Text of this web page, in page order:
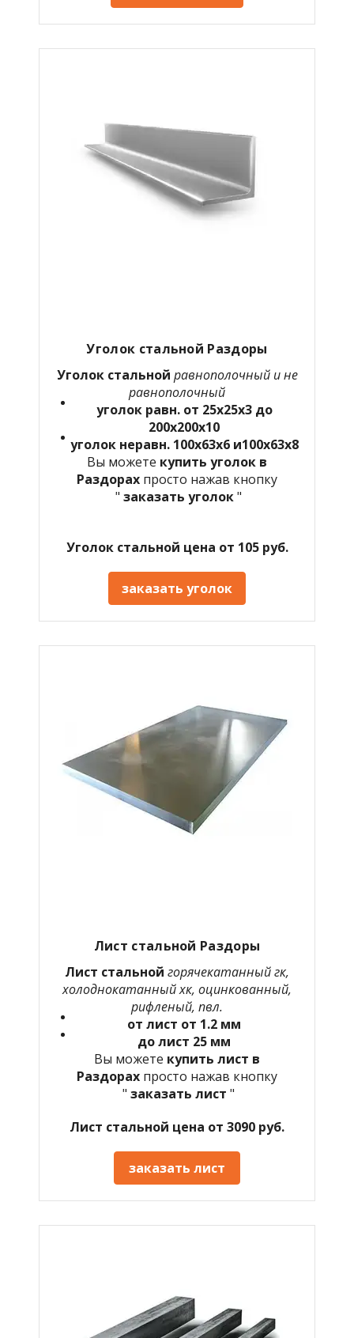
Уголок стальной Раздоры
Уголок стальной равнополочный и не
равнополочный
уголок равн. от 25х25х3 до
200х200х10
уголок неравн. 100х63х6 и100х63х8
Вы можете купить уголок в
Раздорах просто нажав кнопку
" заказать уголок"
Уголок стальной цена от 105 руб.
заказать уголок
Лист стальной Раздоры
Лист стальной горячекатанный гк,
холоднокатанный хк, оцинкованный,
рифленый, пвл.
от лист от 1.2 мм
до лист 25 мм
Вы можете купить лист в
Раздорах просто нажав кнопку
" заказать лист "
Лист стальной цена от 3090 руб.
заказать лист